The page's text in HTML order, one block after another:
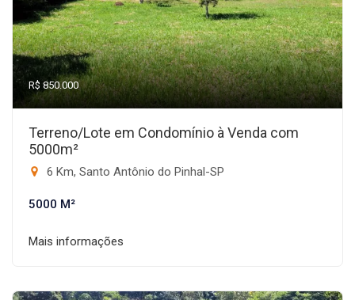
R$ 850.000
Terreno/Lote em Condomínio à Venda com
5000m²
6 Km, Santo Antônio do Pinhal-SP
5000 M²
Mais informações